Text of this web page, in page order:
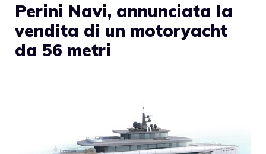
Perini Navi, annunciata la
vendita di un motoryacht
da 56 metri